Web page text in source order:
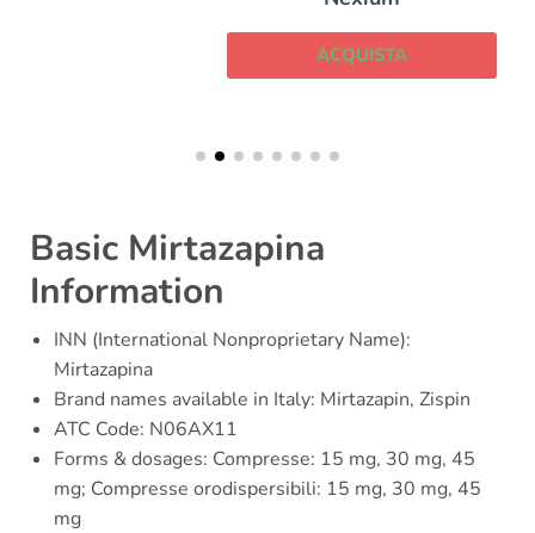
Basic Mirtazapina
Information
INN (International Nonproprietary Name):
Mirtazapina
Brand names available in Italy: Mirtazapin, Zispin
ATC Code: N06AX11
Forms & dosages: Compresse: 15 mg, 30 mg, 45
mg; Compresse orodispersibili: 15 mg, 30 mg, 45
mg